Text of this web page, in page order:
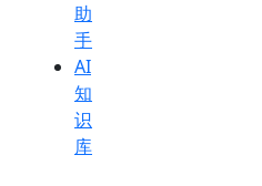
助
手
AI
知
识
库